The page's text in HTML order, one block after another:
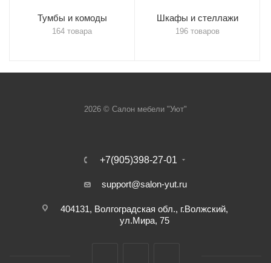
Тумбы и комоды
164 товара
Шкафы и стеллажи
196 товаров
2026 © Салон мебели "Уют"
+7(905)398-27-01
support@salon-yut.ru
404131, Волгоградская обл., г.Волжский,
ул.Мира, 75